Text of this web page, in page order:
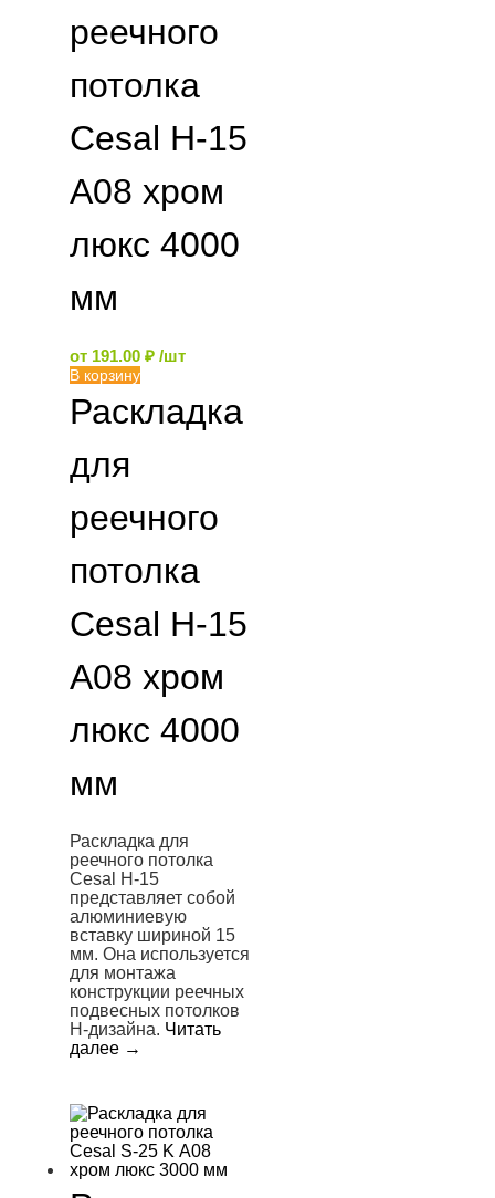
реечного
потолка
Cesal H-15
А08 хром
люкс 4000
мм
от 191.00 ₽ /шт
В корзину
Раскладка
для
реечного
потолка
Cesal H-15
А08 хром
люкс 4000
мм
Раскладка для
реечного потолка
Cesal H-15
представляет собой
алюминиевую
вставку шириной 15
мм. Она используется
для монтажа
конструкции реечных
подвесных потолков
H-дизайна. Читать
далее →